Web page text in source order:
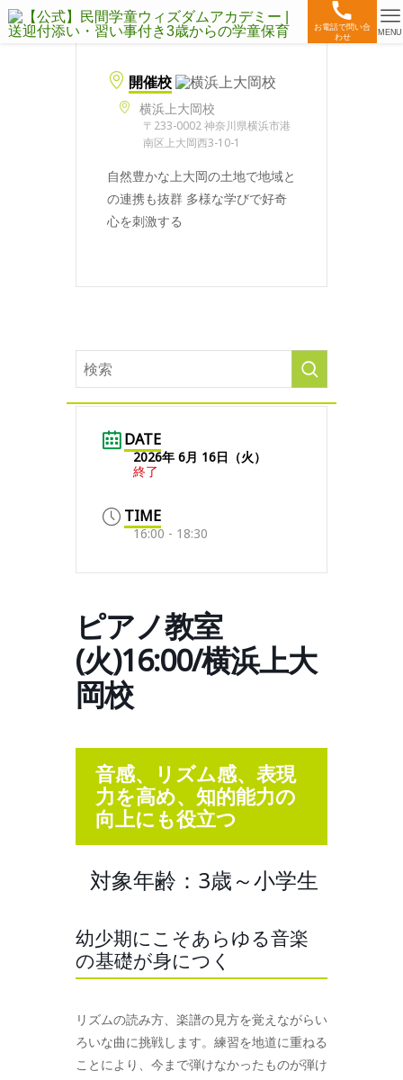
お電話で問い合
わせ
MENU
開催校
横浜上大岡校
〒233-0002 神奈川県横浜市港
南区上大岡西3-10-1
自然豊かな上大岡の土地で地域と
の連携も抜群 多様な学びで好奇
心を刺激する
DATE
2026年 6月 16日（火）
終了
TIME
16:00 - 18:30
ピアノ教室
(火)16:00/横浜上大
岡校
音感、リズム感、表現
力を高め、知的能力の
向上にも役立つ
対象年齢：3歳～小学生
幼少期にこそあらゆる音楽
の基礎が身につく
リズムの読み方、楽譜の見方を覚えながらい
ろいな曲に挑戦します。練習を地道に重ねる
ことにより、今まで弾けなかったものが弾け